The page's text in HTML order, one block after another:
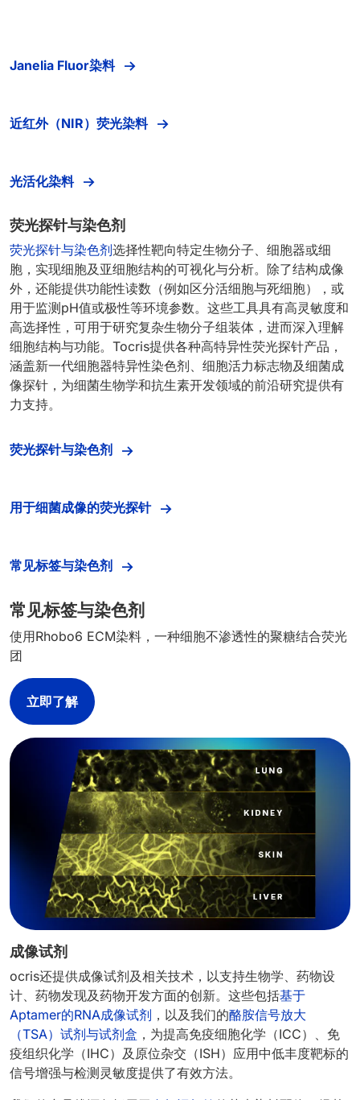
Janelia Fluor染料
近红外（NIR）荧光染料
光活化染料
荧光探针与染色剂
荧光探针与染色剂选择性靶向特定生物分子、细胞器或细
胞，实现细胞及亚细胞结构的可视化与分析。除了结构成像
外，还能提供功能性读数（例如区分活细胞与死细胞），或
用于监测pH值或极性等环境参数。这些工具具有高灵敏度和
高选择性，可用于研究复杂生物分子组装体，进而深入理解
细胞结构与功能。Tocris提供各种高特异性荧光探针产品，
涵盖新一代细胞器特异性染色剂、细胞活力标志物及细菌成
像探针，为细菌生物学和抗生素开发领域的前沿研究提供有
力支持。
荧光探针与染色剂
用于细菌成像的荧光探针
常见标签与染色剂
常见标签与染色剂
使用Rhobo6 ECM染料，一种细胞不渗透性的聚糖结合荧光
团
立即了解
成像试剂
ocris还提供成像试剂及相关技术，以支持生物学、药物设
计、药物发现及药物开发方面的创新。这些包括基于
Aptamer的RNA成像试剂 ，以及我们的酪胺信号放大
（TSA）试剂与试剂盒 ，为提高免疫细胞化学（ICC）、免
疫组织化学（IHC）及原位杂交（ISH）应用中低丰度靶标的
信号增强与检测灵敏度提供了有效方法。